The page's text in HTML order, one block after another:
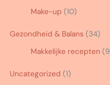
Make-up (10)
Gezondheid & Balans (34)
Makkelijke recepten
Uncategorized (1)